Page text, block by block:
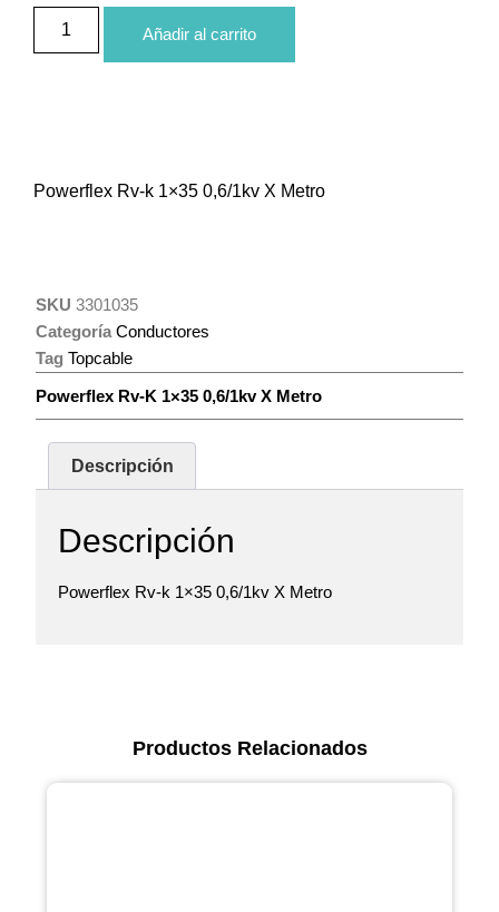
Añadir al carrito
Powerflex Rv-k 1×35 0,6/1kv X Metro
SKU3301035
Categoría Conductores
Tag Topcable
Powerflex Rv-K 1×35 0,6/1kv X Metro
Descripción
Descripción
Powerflex Rv-k 1×35 0,6/1kv X Metro
Productos Relacionados